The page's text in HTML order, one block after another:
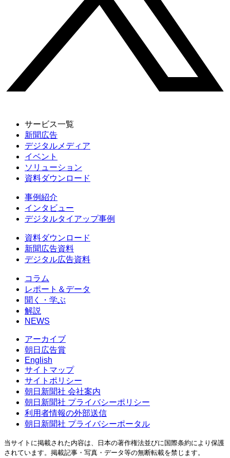
サービス一覧
新聞広告
デジタルメディア
イベント
ソリューション
資料ダウンロード
事例紹介
インタビュー
デジタルタイアップ事例
資料ダウンロード
新聞広告資料
デジタル広告資料
コラム
レポート＆データ
聞く・学ぶ
解説
NEWS
アーカイブ
朝日広告賞
English
サイトマップ
サイトポリシー
朝日新聞社 会社案内
朝日新聞社 プライバシーポリシー
利用者情報の外部送信
朝日新聞社 プライバシーポータル
当サイトに掲載された内容は、日本の著作権法並びに国際条約により保護
されています。掲載記事・写真・データ等の無断転載を禁じます。